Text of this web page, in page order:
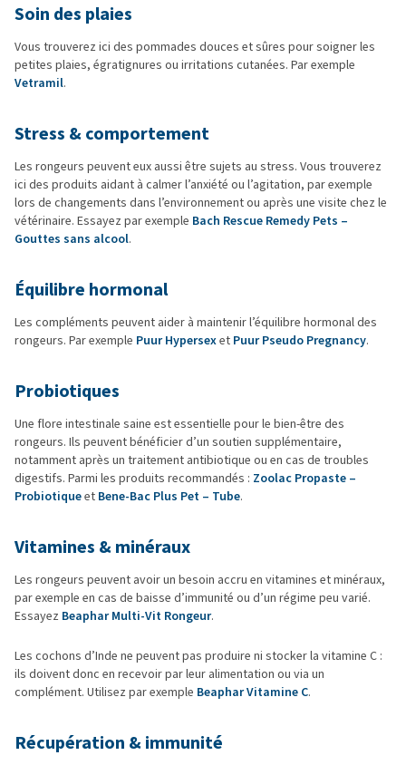
Soin des plaies
Vous trouverez ici des pommades douces et sûres pour soigner les
petites plaies, égratignures ou irritations cutanées. Par exemple
Vetramil.
Stress & comportement
Les rongeurs peuvent eux aussi être sujets au stress. Vous trouverez
ici des produits aidant à calmer l’anxiété ou l’agitation, par exemple
lors de changements dans l’environnement ou après une visite chez le
vétérinaire. Essayez par exemple Bach Rescue Remedy Pets –
Gouttes sans alcool.
Équilibre hormonal
Les compléments peuvent aider à maintenir l’équilibre hormonal des
rongeurs. Par exemple Puur Hypersexet Puur Pseudo Pregnancy.
Probiotiques
Une flore intestinale saine est essentielle pour le bien-être des
rongeurs. Ils peuvent bénéficier d’un soutien supplémentaire,
notamment après un traitement antibiotique ou en cas de troubles
digestifs. Parmi les produits recommandés : Zoolac Propaste –
Probiotiqueet Bene-Bac Plus Pet – Tube.
Vitamines & minéraux
Les rongeurs peuvent avoir un besoin accru en vitamines et minéraux,
par exemple en cas de baisse d’immunité ou d’un régime peu varié.
Essayez Beaphar Multi-Vit Rongeur.
Les cochons d’Inde ne peuvent pas produire ni stocker la vitamine C :
ils doivent donc en recevoir par leur alimentation ou via un
complément. Utilisez par exemple Beaphar Vitamine C.
Récupération & immunité